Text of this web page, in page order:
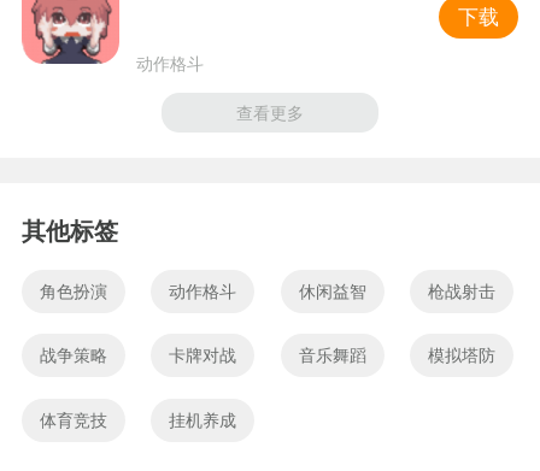
动作格斗
下载
查看更多
其他标签
角色扮演 动作格斗 休闲益智 枪战射击
战争策略 卡牌对战 音乐舞蹈 模拟塔防
体育竞技 挂机养成